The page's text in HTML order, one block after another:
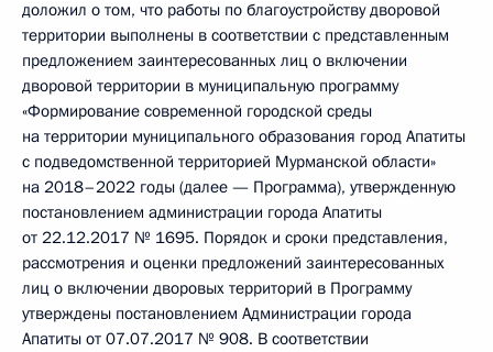
доложил о том, что работы по благоустройству дворовой
территории выполнены в соответствии с представленным
предложением заинтересованных лиц о включении
дворовой территории в муниципальную программу
«Формирование современной городской среды
на территории муниципального образования город Апатиты
с подведомственной территорией Мурманской области»
на 2018–2022 годы (далее — Программа), утвержденную
постановлением администрации города Апатиты
от 22.12.2017 № 1695. Порядок и сроки представления,
рассмотрения и оценки предложений заинтересованных
лиц о включении дворовых территорий в Программу
утверждены постановлением Администрации города
Апатиты от 07.07.2017 № 908. В соответствии